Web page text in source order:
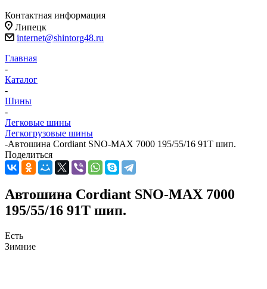
Контактная информация
Липецк
internet@shintorg48.ru
Главная
-
Каталог
-
Шины
-
Легковые шины
Легкогрузовые шины
-Автошина Cordiant SNO-MAX 7000 195/55/16 91T шип.
Поделиться
Автошина Cordiant SNO-MAX 7000
195/55/16 91T шип.
Есть
Зимние